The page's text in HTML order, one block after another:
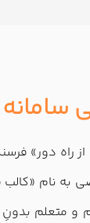
به نام
و متعلم